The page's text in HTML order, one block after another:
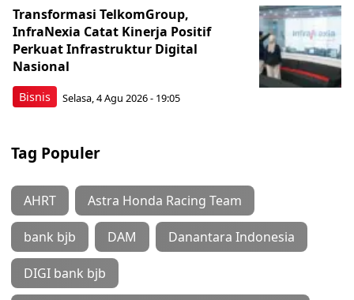
Bisnis
Transformasi TelkomGroup,
InfraNexia Catat Kinerja Positif
Perkuat Infrastruktur Digital
Nasional
Selasa, 4 Agu 2026 - 19:05
Tag Populer
AHRT Astra Honda Racing Team
bank bjb DAM Danantara Indonesia
DIGI bank bjb